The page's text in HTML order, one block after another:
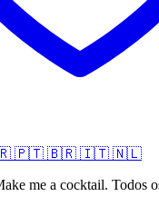
🇵🇹 🇧🇷 🇮🇹 🇳🇱
me a cocktail. Todos